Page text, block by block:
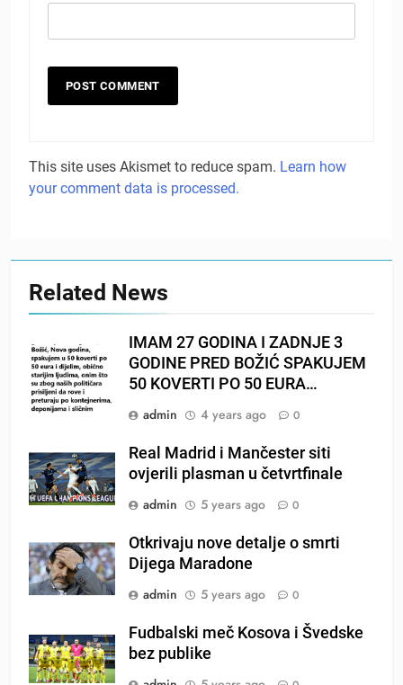
This site uses Akismet to reduce spam. Learn how
your comment data is processed.
Related News
IMAM 27 GODINA I ZADNJE 3
GODINE PRED BOŽIĆ SPAKUJEM
50 KOVERTI PO 50 EURA…
admin
4 years ago 0
Real Madrid i Mančester siti
ovjerili plasman u četvrtfinale
admin
5 years ago 0
Otkrivaju nove detalje o smrti
Dijega Maradone
admin
5 years ago 0
Fudbalski meč Kosova i Švedske
bez publike